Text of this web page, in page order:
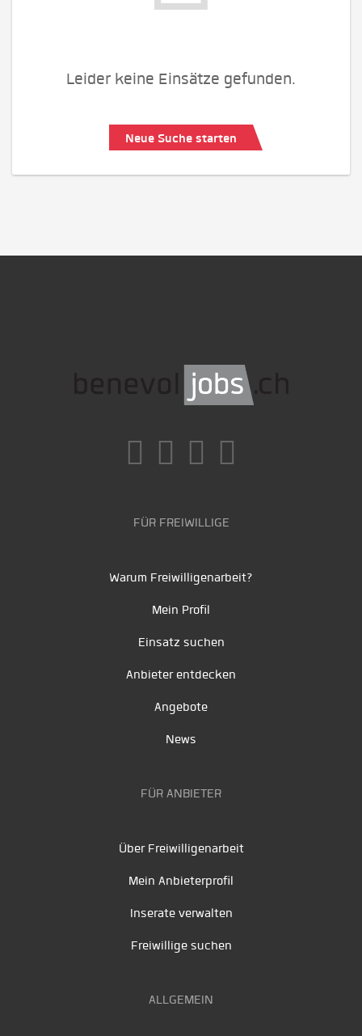
Leider keine Einsätze gefunden.
Neue Suche starten
FÜR FREIWILLIGE
Warum Freiwilligenarbeit?
Mein Profil
Einsatz suchen
Anbieter entdecken
Angebote
News
FÜR ANBIETER
Über Freiwilligenarbeit
Mein Anbieterprofil
Inserate verwalten
Freiwillige suchen
ALLGEMEIN